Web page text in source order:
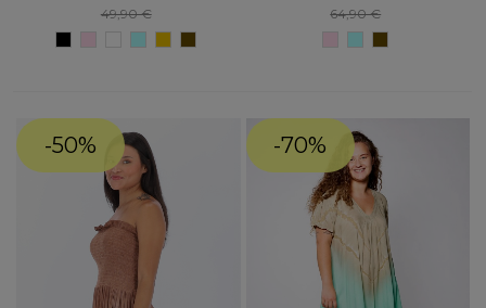
49,90 €
NEGRO BLANCO
TURQUESA
BEIGEMarron
64,90 €
ROSATURQUESA
Marron
-50% -70%